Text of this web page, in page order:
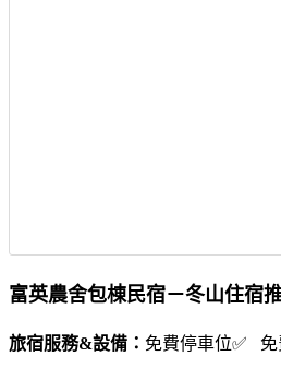
富英農舍包棟民宿－冬山住宿
旅宿服務&設備： 免費停車位✅ 免